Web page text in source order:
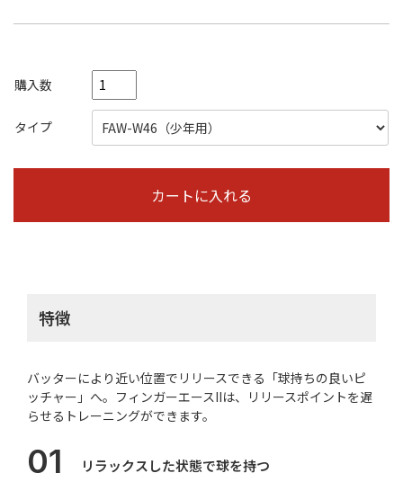
購入数
タイプ
特徴
バッターにより近い位置でリリースできる「球持ちの良いピ
ッチャー」へ。フィンガーエースIIは、リリースポイントを遅
らせるトレーニングができます。
01 リラックスした状態で球を持つ